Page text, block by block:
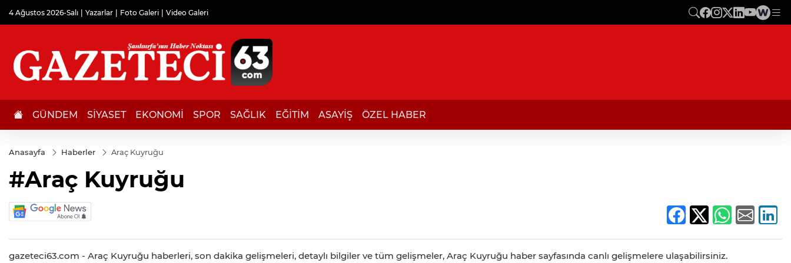
4 Ağustos 2026-Salı Yazarlar Foto Galeri Video Galeri
GÜNDEM SİYASET EKONOMİ SPOR SAĞLIK EĞİTİM ASAYİŞ ÖZEL HABER
Anasayfa Haberler Araç Kuyruğu
#Araç Kuyruğu
gazeteci63.com - Araç Kuyruğu haberleri, son dakika gelişmeleri, detaylı bilgiler ve tüm gelişmeler, Araç Kuyruğu haber sayfasında canlı gelişmelere ulaşabilirsiniz.